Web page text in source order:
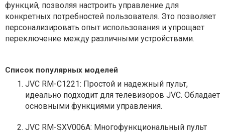
функций, позволяя настроить управление для
конкретных потребностей пользователя. Это позволяет
персонализировать опыт использования и упрощает
переключение между различными устройствами.
Список популярных моделей
JVC RM-C1221: Простой и надежный пульт,
идеально подходит для телевизоров JVC. Обладает
основными функциями управления.
JVC RM-SXV006A: Многофункциональный пульт